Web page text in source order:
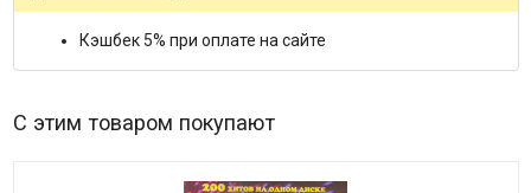
Кэшбек 5% при оплате на сайте
С этим товаром покупают